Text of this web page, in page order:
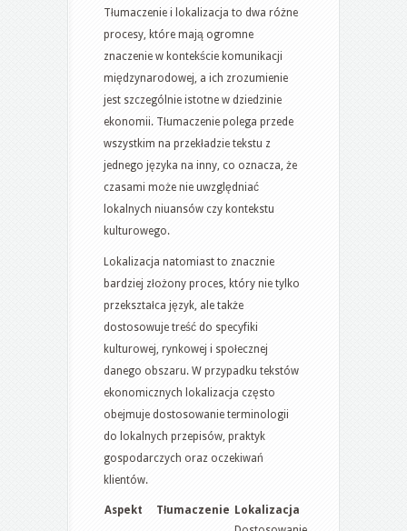
Tłumaczenie i lokalizacja to dwa różne
procesy, które mają ogromne
znaczenie w kontekście komunikacji
międzynarodowej, a ich zrozumienie
jest szczególnie istotne w dziedzinie
ekonomii. Tłumaczenie polega przede
wszystkim na przekładzie tekstu z
jednego języka na inny, co oznacza, że ​​
czasami może nie uwzględniać
lokalnych niuansów czy kontekstu
kulturowego.
Lokalizacja natomiast to znacznie
bardziej złożony proces, który nie tylko
przekształca język, ale także
dostosowuje treść do specyfiki
kulturowej, rynkowej i społecznej
danego obszaru. W przypadku tekstów
ekonomicznych lokalizacja często
obejmuje dostosowanie terminologii
do lokalnych przepisów, praktyk
gospodarczych oraz oczekiwań
klientów.
Aspekt Tłumaczenie Lokalizacja